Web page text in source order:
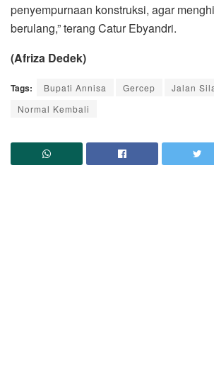
penyempurnaan konstruksi, agar
berulang,” terang Catur Ebyandri.
(Afriza Dedek)
Tags: Bupati Annisa Gercep
Jalan
Normal Kembali